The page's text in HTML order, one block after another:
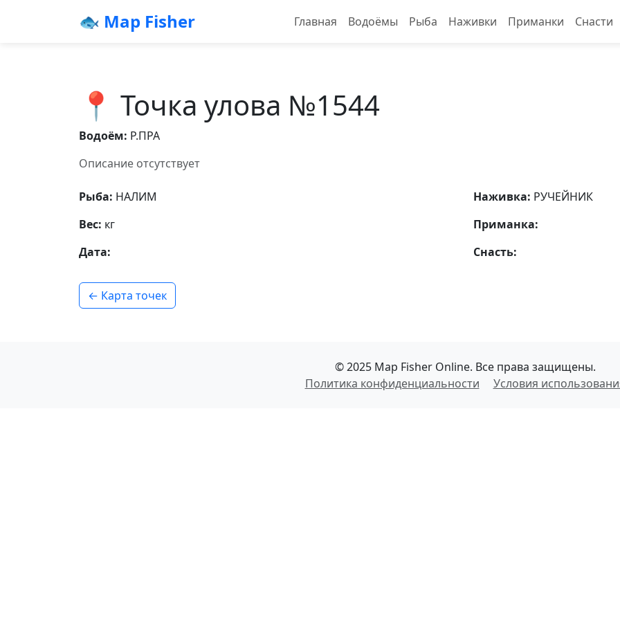
🐟 Map Fisher Главная Водоёмы Рыба Наживки Приманки Снасти
📍 Точка улова №1544
Водоём: Р.ПРА
Описание отсутствует
Рыба: НАЛИМ
Вес: кг
Дата:
Наживка: РУЧЕЙНИК
Приманка:
Снасть:
← Карта точек
© 2025 Map Fisher Online. Все права защищены.
Политика конфиденциальности
Условия